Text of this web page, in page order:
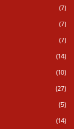
(7)
(7)
(7)
(14)
(10)
(27)
(5)
(14)